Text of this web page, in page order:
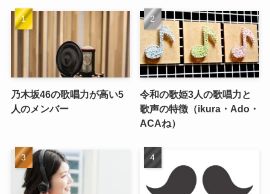
乃木坂46の歌唱力が高い5
人のメンバー
令和の歌姫3人の歌唱力と
歌声の特徴（ikura・Ado・
ACAね）